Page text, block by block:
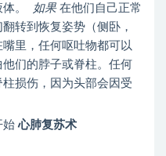
体。
如果在他们自己正常
转到恢复姿势（侧卧，
里，任何呕吐物都可以
们的脖子或脊柱。任何
损伤，因为头部会因受
始心肺复苏术